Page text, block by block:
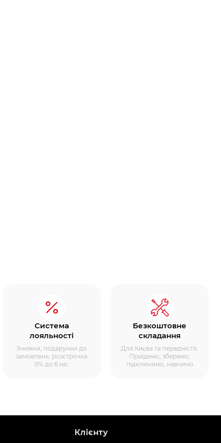
Система
лояльності
Знижки, подарунки до
замовлень, розстрочка
0% до 6 міс
Безкоштовне
складання
Для Києва та передмістя.
Приїдемо, зберемо,
підключимо, навчимо
Клієнту